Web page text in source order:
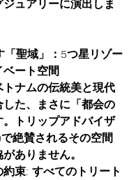
ュアリーに演出しま
「聖域」：5つ星リゾー
ベート空間
トナムの伝統美と現代
た、まさに「都会の
トリップアドバイザ
絶賛されるその空間
ありません。
約束: すべてのトリート